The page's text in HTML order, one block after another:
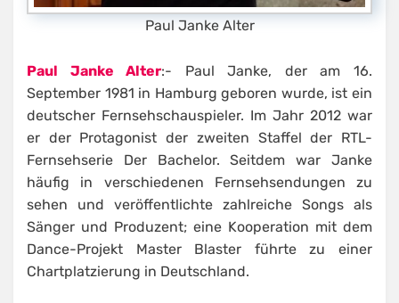
Paul Janke Alter
Paul Janke Alter:- Paul Janke, der am 16.
September 1981 in Hamburg geboren wurde, ist ein
deutscher Fernsehschauspieler. Im Jahr 2012 war
er der Protagonist der zweiten Staffel der RTL-
Fernsehserie Der Bachelor. Seitdem war Janke
häufig in verschiedenen Fernsehsendungen zu
sehen und veröffentlichte zahlreiche Songs als
Sänger und Produzent; eine Kooperation mit dem
Dance-Projekt Master Blaster führte zu einer
Chartplatzierung in Deutschland.